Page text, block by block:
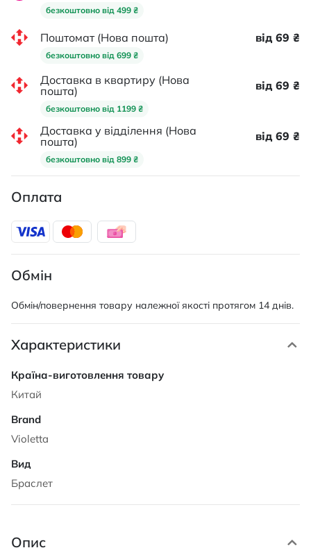
безкоштовно від 499 ₴
Поштомат (Нова пошта)
безкоштовно від 699 ₴
від 69 ₴
Доставка в квартиру (Нова
пошта)
безкоштовно від 1199 ₴
від 69 ₴
Доставка у відділення (Нова
пошта)
безкоштовно від 899 ₴
від 69 ₴
Оплата
Обмін
Обмін/повернення товару належної якості протягом 14 днів.
Характеристики
Характеристики
Китай
Violetta
Браслет
Опис